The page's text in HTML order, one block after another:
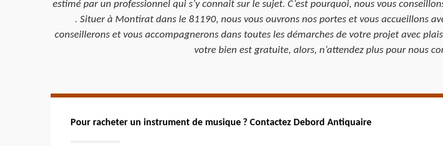
estimé par un professionnel qui s’y connait sur le sujet. C’est pourquoi, nous vous
. Situer à Montirat dans le 81190, nous vous ouvrons nos portes et vous accueillons
conseillerons et vous accompagnerons dans toutes les démarches de votre projet avec
votre bien est gratuite, alors, n’attendez plus pour nous
Pour racheter un instrument de musique ? Contactez Debord Antiquaire